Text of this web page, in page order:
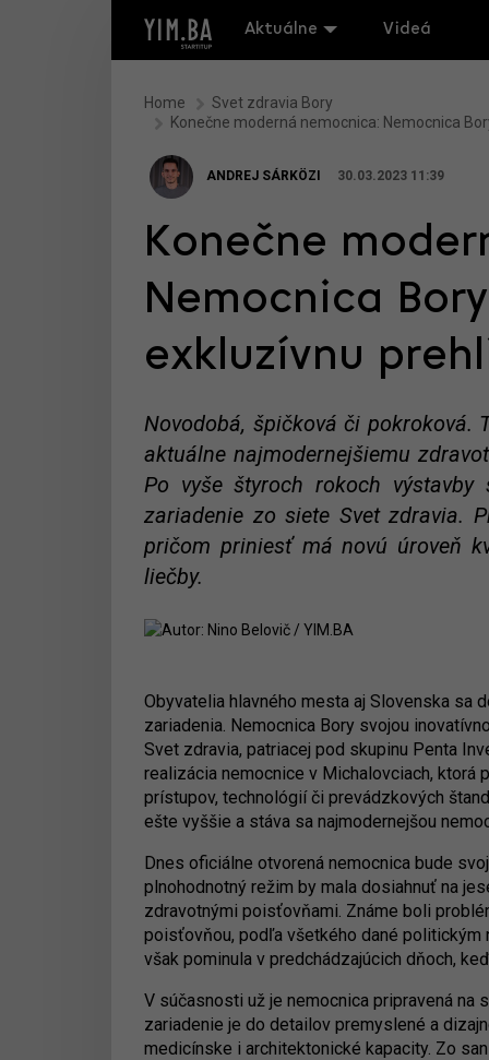
Aktuálne Videá
Home
Svet zdravia Bory
Konečne moderná nemocnica: Nemocnica
ANDREJ SÁRKÖZI 30.03.2023 11:39
Konečne
Nemocnica
exkluzívnu
Novodobá, špičková či pokroková.
aktuálne najmodernejšiemu
Po vyše štyroch rokoch
zariadenie zo siete Svet zdravia.
pričom priniesť má novú úroveň
liečby.
Obyvatelia hlavného mesta aj Slovenska sa
zariadenia. Nemocnica Bory svojou
Svet zdravia, patriacej pod skupinu Penta
realizácia nemocnice v Michalovciach,
prístupov, technológií či prevádzkových
ešte vyššie a stáva sa najmodernejšou
Dnes oficiálne otvorená nemocnica bude
plnohodnotný režim by mala dosiahnuť na
zdravotnými poisťovňami. Známe boli
poisťovňou, podľa všetkého dané
však pominula v predchádzajúcich dňoch,
V súčasnosti už je nemocnica pripravená
zariadenie je do detailov premyslené a
medicínske i architektonické kapacity. Zo